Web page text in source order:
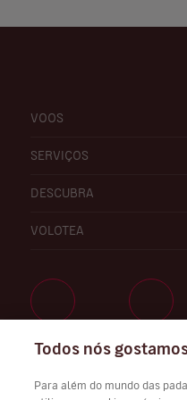
VOOS
SERVIÇOS
DESCUBRA
VOLOTEA
Todos nós
Para além do mundo das